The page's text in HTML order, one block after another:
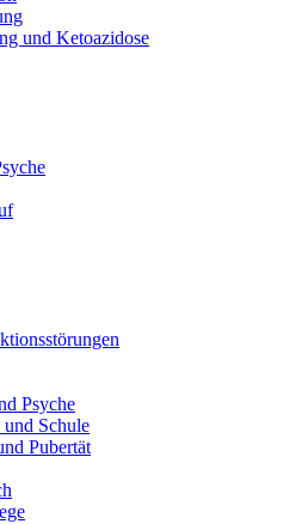
und Ketoazidose
Psyche
Schule
Pubertät